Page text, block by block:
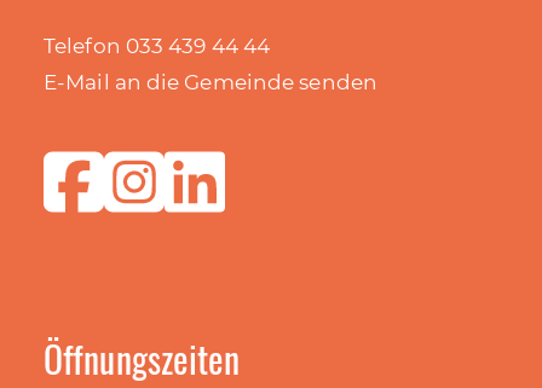
Telefon 033 439 44 44
E-Mail an die Gemeinde senden
Öffnungszeiten